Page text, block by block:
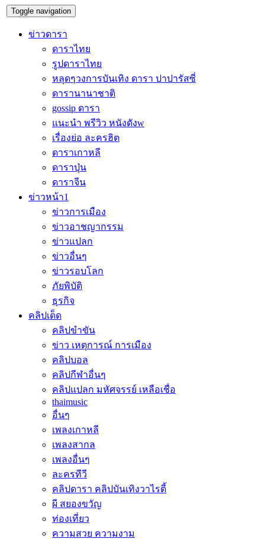
Toggle navigation
ข่าวดารา
ดาราไทย
รูปดาราไทย
หลุดๆวงการบันเทิง ดารา ปาปารัสซี่
ดารานานาชาติ
gossip ดารา
แนะนำ พรีวิว หนังดังw
เรื่องย่อ ละครฮิต
ดาราเกาหลี
ดาราปุ่น
ดาราจีน
ข่าวหน้า1
ข่าวการเมือง
ข่าวอาชญากรรม
ข่าวแปลก
ข่าวอื่นๆ
ข่าวรอบโลก
ภัยพิบัติ
ธุรกิจ
คลิปเด็ด
คลิปขำขัน
ข่าว เหตุการณ์ การเมือง
คลิปบอล
คลิปกีฬาอื่นๆ
คลิปแปลก มหัศจรรย์ เหลือเชื่อ
thaimusic
อื่นๆ
เพลงเกาหลี
เพลงสากล
เพลงอื่นๆ
ละครทีวี
คลิปดารา คลิปบันเทิงวาไรตี้
ผี สยองขวัญ
ท่องเที่ยว
ความสวย ความงาม